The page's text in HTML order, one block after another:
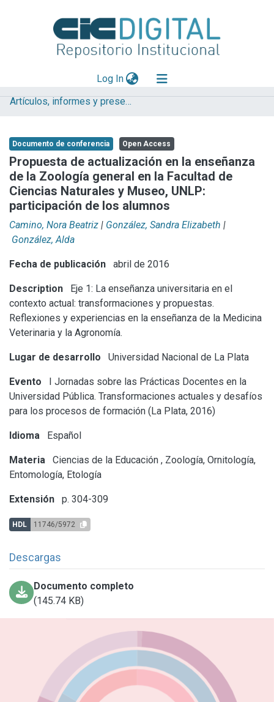
Log In(current)
Explorar
Aportar material
Statistics
Artículos, informes y presentaciones en Congresos (CEPAVE)
Documento de conferencia Open Access
Propuesta de actualización en la enseñanza
de la Zoología general en la Facultad de
Ciencias Naturales y Museo, UNLP:
participación de los alumnos
Camino, Nora Beatriz | González, Sandra Elizabeth |
González, Alda
Fecha de publicación abril de 2016
Description
Eje 1: La enseñanza universitaria en el
contexto actual: transformaciones y propuestas.
Reflexiones y experiencias en la enseñanza de la Medicina
Veterinaria y la Agronomía.
Lugar de desarrollo Universidad Nacional de La Plata
Evento
I Jornadas sobre las Prácticas Docentes en la
Universidad Pública. Transformaciones actuales y desafíos
para los procesos de formación (La Plata, 2016)
Idioma Español
Materia Ciencias de la Educación , Zoología, Ornitología,
Entomología, Etología
Extensión p. 304-309
HDL 11746/5972
Descargas
Documento completo
(145.74 KB)